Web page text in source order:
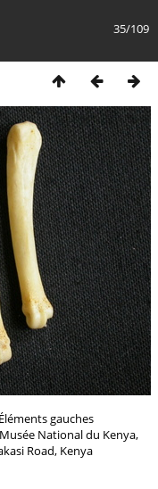
35/109
gauches
National du Kenya,
Road, Kenya